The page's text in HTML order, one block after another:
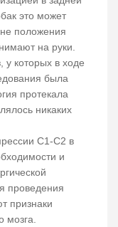
это может
положения
на руки.
у которых в ходе
была
протекала
никаких
С1-С2 в
и
проведения
признаки
мозга.